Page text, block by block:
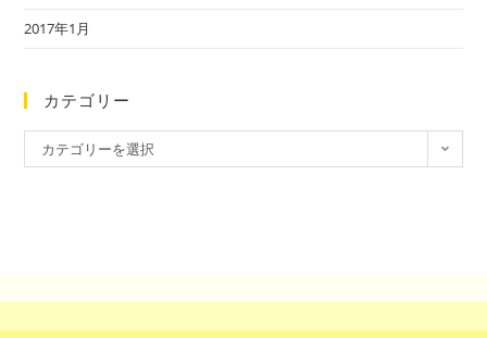
2017年1月
カテゴリー
カテゴリーを選択